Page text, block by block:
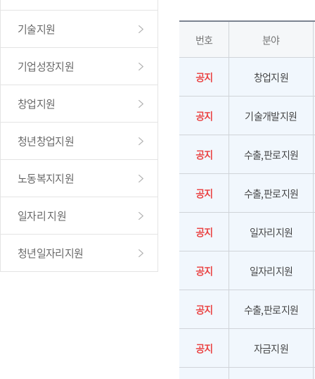
기술지원
기업성장지원
창업지원
청년창업지원
노동복지지원
일자리 지원
청년일자리지원
번호 분야
공지 창업지원
공지 기술개발지원
공지 수출,판로지원
공지 수출,판로지원
공지 일자리지원
공지 일자리지원
공지 수출,판로지원
공지 자금지원